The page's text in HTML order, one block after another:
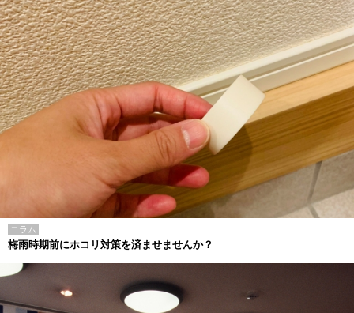
コラム
梅雨時期前にホコリ対策を済ませませんか？